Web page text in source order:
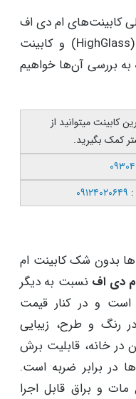
کابینت‌های ام دی اف
(MDF)، کابنیت‌های های گلاس (HighGlass) و کابینت
بررسی آن‌‌ها خواهیم
میتوانید از
کمک بگیرید.
۰۹۱۲۴۰۲۰۶۴۹
بدون شک کابینت ام
دی افنسبت به دیگر
و در کنار قیمت
رنگ و طرح، زیبایی
خانه، قابلیت برش
در برابر ضربه است.
و براق قابل اجرا